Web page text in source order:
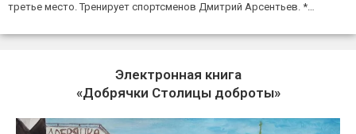
третье место. Тренирует спортсменов Дмитрий Арсентьев. *…
Электронная книга
«Добрячки Столицы доброты»